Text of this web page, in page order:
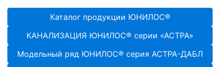
Каталог продукции ЮНИЛОС®
КАНАЛИЗАЦИЯ ЮНИЛОС® серии «АСТРА»
Модельный ряд ЮНИЛОС® серия АСТРА-ДАБЛ